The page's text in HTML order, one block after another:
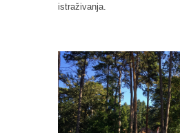
istraživanja.